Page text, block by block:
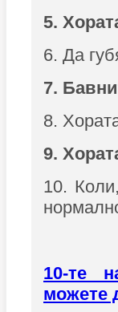
5.
6. Да
7.
8.
9.
10.
10-те
можете